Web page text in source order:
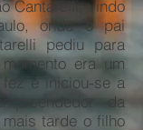
Cantarelli, vindo
onde o pai
pediu para
era um
e iniciou-se a
da
tarde o filho